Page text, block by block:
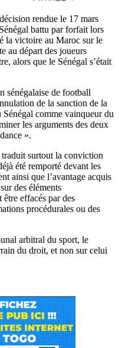
rendue le 17 mars
battu par forfait lors
la victoire au Maroc sur le
au départ des joueurs
alors que le Sénégal s’était
sénégalaise de football
de la sanction de la
comme vainqueur du
les arguments des deux
».
surtout la conviction
été remporté devant les
ainsi que l’avantage acquis
des éléments
effacés par des
procédurales ou des
arbitral du sport, le
du droit, et non sur celui